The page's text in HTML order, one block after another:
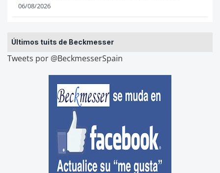
06/08/2026
Últimos tuits de Beckmesser
Tweets por @BeckmesserSpain